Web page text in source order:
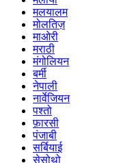
मलयालम
मोलतिज़
माओरी
मराठी
मंगोलियन
बर्मी
नेपाली
नार्वेजियन
पश्तो
फ़ारसी
पंजाबी
सर्बियाई
सेसोथो